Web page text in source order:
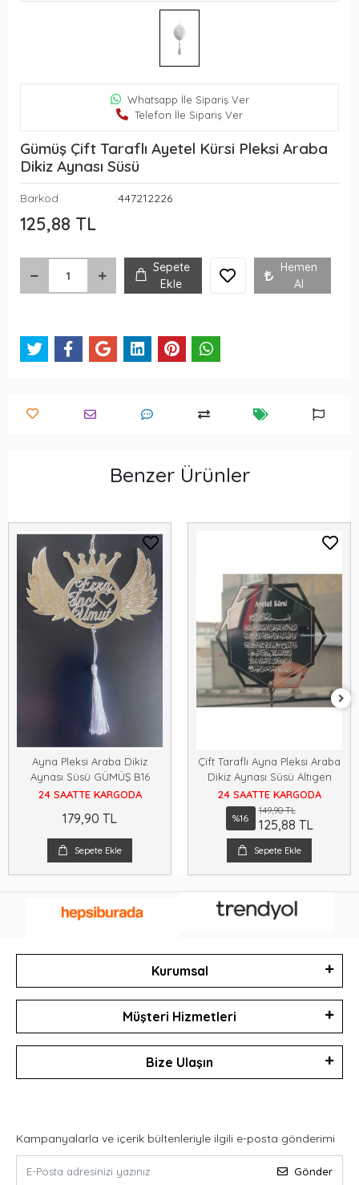
Whatsapp İle Sipariş Ver
Telefon İle Sipariş Ver
Gümüş Çift Taraflı Ayetel Kürsi Pleksi Araba
Dikiz Aynası Süsü
Barkod :447212226
125,88 TL
Sepete
Ekle
Hemen
Al
Benzer Ürünler
Ayna Pleksi Araba Dikiz
Aynası Süsü GÜMÜŞ B16
24 SAATTE KARGODA
179,90 TL
Sepete Ekle
Çift Taraflı Ayna Pleksi Araba
Dikiz Aynası Süsü Altıgen
24 SAATTE KARGODA
%16
149,90 TL
125,88 TL
Sepete Ekle
Kurumsal
Müşteri Hizmetleri
Bize Ulaşın
Kampanyalarla ve içerik bültenleriyle ilgili e-posta gönderimi
Gönder